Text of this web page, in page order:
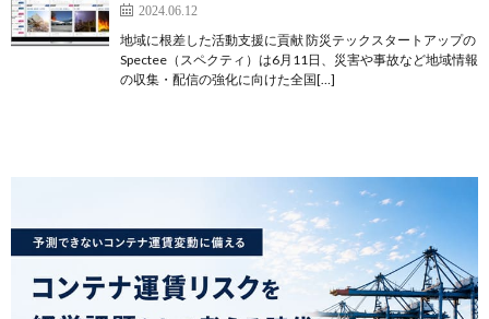
2024.06.12
地域に根差した活動支援に貢献 防災テックスタートアップの
Spectee（スペクティ）は6月11日、災害や事故など地域情報
の収集・配信の強化に向けた全国[…]